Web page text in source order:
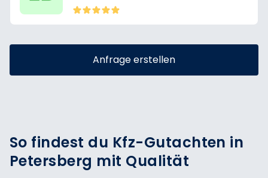
Anfrage erstellen
So findest du Kfz-Gutachten in
Petersberg mit Qualität